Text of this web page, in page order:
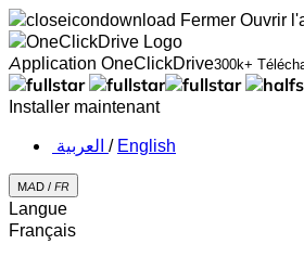
Fermer Ouvrir
Application OneClickDrive300k+
Installer maintenant
‏العربية ‏ / English
MAD / FR
Langue
Français